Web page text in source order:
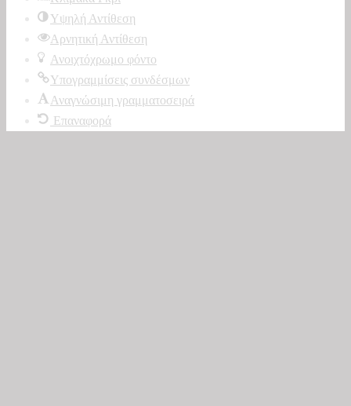
Υψηλή Αντίθεση
Αρνητική Αντίθεση
Ανοιχτόχρωμο φόντο
Υπογραμμίσεις συνδέσμων
Αναγνώσιμη γραμματοσειρά
Επαναφορά